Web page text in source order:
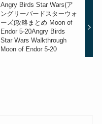
Angry Birds Star Wars(ア
ングリーバードスターウォ
ーズ)攻略まとめ Moon of
Endor 5-20Angry Birds
Star Wars Walkthrough
Moon of Endor 5-20